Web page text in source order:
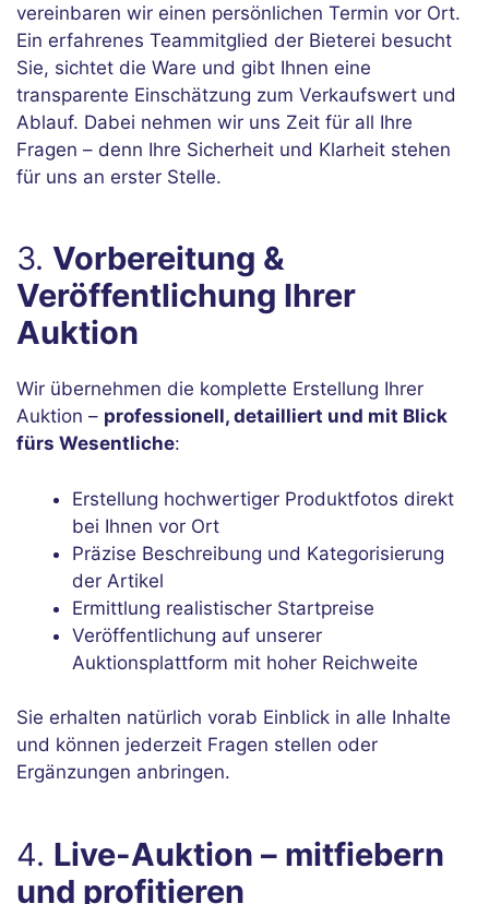
vereinbaren wir einen persönlichen Termin vor Ort.
Ein erfahrenes Teammitglied der Bieterei besucht
Sie, sichtet die Ware und gibt Ihnen eine
transparente Einschätzung zum Verkaufswert und
Ablauf. Dabei nehmen wir uns Zeit für all Ihre
Fragen – denn Ihre Sicherheit und Klarheit stehen
für uns an erster Stelle.
3. Vorbereitung &
Veröffentlichung Ihrer
Auktion
Wir übernehmen die komplette Erstellung Ihrer
Auktion – professionell, detailliert und mit Blick
fürs Wesentliche:
Erstellung hochwertiger Produktfotos direkt
bei Ihnen vor Ort
Präzise Beschreibung und Kategorisierung
der Artikel
Ermittlung realistischer Startpreise
Veröffentlichung auf unserer
Auktionsplattform mit hoher Reichweite
Sie erhalten natürlich vorab Einblick in alle Inhalte
und können jederzeit Fragen stellen oder
Ergänzungen anbringen.
4. Live-Auktion – mitfiebern
und profitieren